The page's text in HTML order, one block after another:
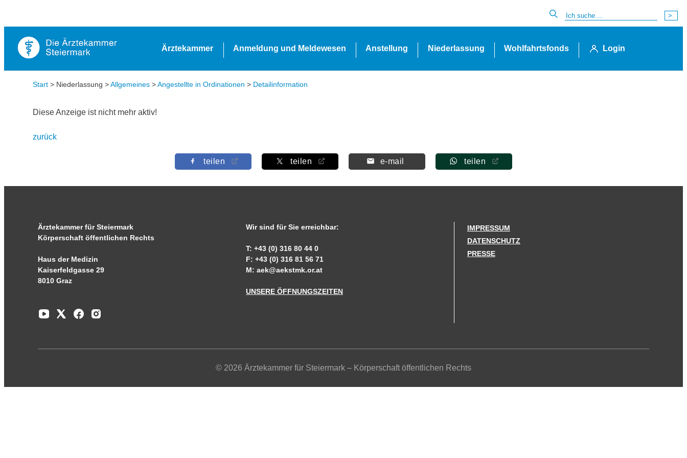
Ärztekammer Anmeldung und Meldewesen Anstellung Niederlassung Wohlfahrtsfonds Login
Start > Niederlassung >Allgemeines >Angestellte in Ordinationen > Detailinformation
Diese Anzeige ist nicht mehr aktiv!
zurück
teilen teilen e-mail teilen
Ärztekammer für Steiermark
Körperschaft öffentlichen Rechts
Haus der Medizin
Kaiserfeldgasse 29
8010 Graz
Wir sind für Sie erreichbar:
T: +43 (0) 316 80 44 0
F: +43 (0) 316 81 56 71
M:aek@aekstmk.or.at
UNSERE ÖFFNUNGSZEITEN
IMPRESSUM
DATENSCHUTZ
PRESSE
© 2026 Ärztekammer für Steiermark – Körperschaft öffentlichen Rechts